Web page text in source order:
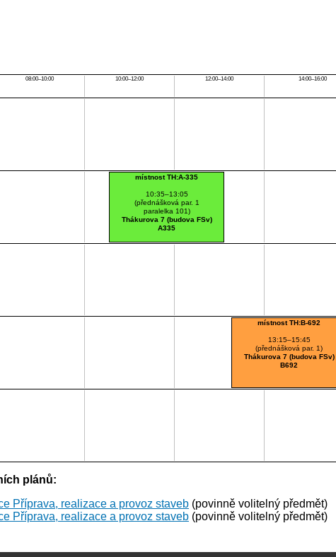
08:00–10:00 10:00–12:00 12:00–14:00 14:00–16:00
místnost TH:A-335
10:35–13:05
(přednášková par. 1
paralelka 101)
Thákurova 7 (budova FSv)
A335
místnost TH:B-692
13:15–15:45
(přednášková par. 1)
Thákurova 7 (budova FSv)
B692
plánů:
Příprava, realizace a provoz staveb (povinně volitelný předmět)
Příprava, realizace a provoz staveb (povinně volitelný předmět)